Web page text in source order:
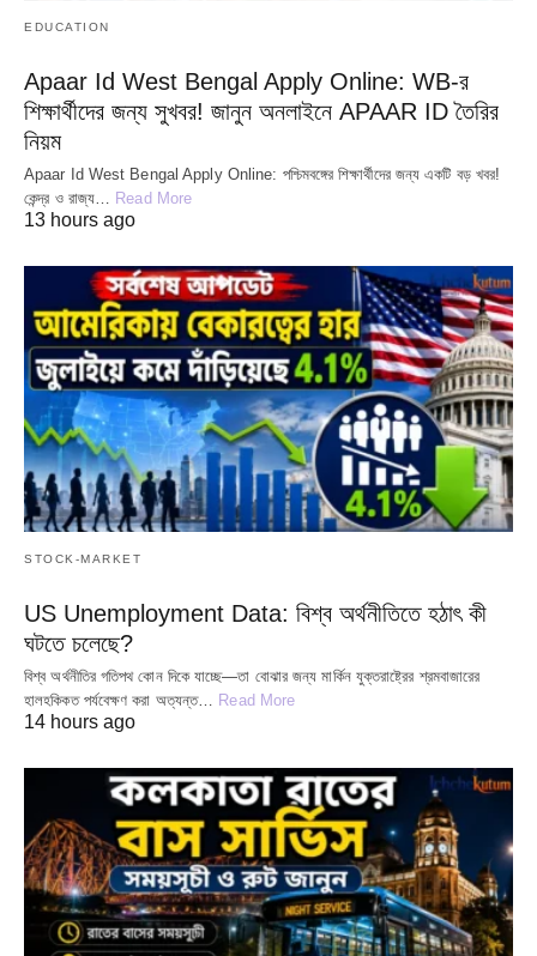
EDUCATION
Apaar Id West Bengal Apply Online: WB-র
শিক্ষার্থীদের জন্য সুখবর! জানুন অনলাইনে APAAR ID তৈরির
নিয়ম
Apaar Id West Bengal Apply Online: পশ্চিমবঙ্গের শিক্ষার্থীদের জন্য একটি বড় খবর!
কেন্দ্র ও রাজ্য…
Read More
13 hours ago
STOCK-MARKET
US Unemployment Data: বিশ্ব অর্থনীতিতে হঠাৎ কী
ঘটতে চলেছে?
বিশ্ব অর্থনীতির গতিপথ কোন দিকে যাচ্ছে—তা বোঝার জন্য মার্কিন যুক্তরাষ্ট্রের শ্রমবাজারের
হালহকিকত পর্যবেক্ষণ করা অত্যন্ত… Read More
14 hours ago